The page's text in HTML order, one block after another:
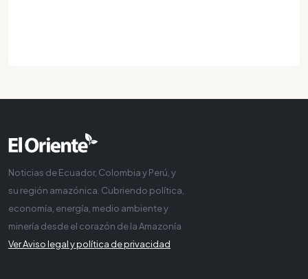
Noticias de Ecuador, Colombia y Perú, y
su región amazónica. Cubriendo política,
economía, energía, medio ambiente y
minería desde el corazón de la Amazonía
Ver Aviso legal y política de privacidad